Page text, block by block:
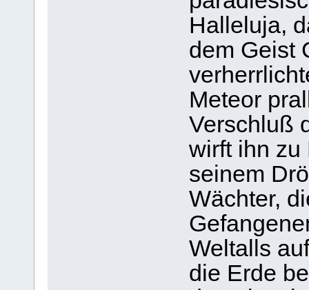
Halleluja,
dem Geist
Meteor
Verschluß
wirft ihn zu
seinem
Wächter,
Weltalls
die Erde